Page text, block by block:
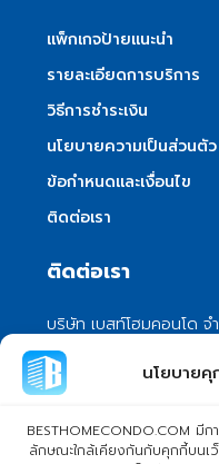
นโยบาย
BESTHOMECONDO.COM มี
ลักษณะใกล้เคียงกันกับคุกกี้บนเ
แพ็กเกจป้ายแนะนำ
รายละเอียดการบริการ
วิธีการชำระเงิน
นโยบายความเป็นส่วนตัว
ข้อกำหนดและเงื่อนไข
ติดต่อเรา
ติดต่อเรา
บริษัท เบสท์โฮมคอนโด จ
101/399 หมู่ 7 แขว
กรุงเทพมหานคร 10530